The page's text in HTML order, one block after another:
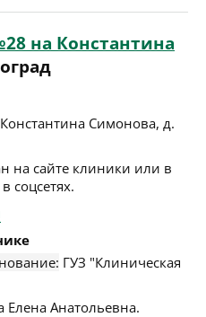
на Константина
Симонова, д.
на сайте клиники или в
соцсетях.
ГУЗ "Клиническая
Елена Анатольевна.